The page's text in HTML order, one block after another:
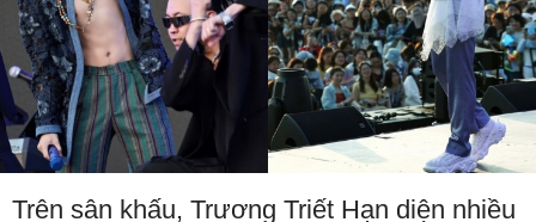
Trên sân khấu, Trương Triết Hạn diện nhiều